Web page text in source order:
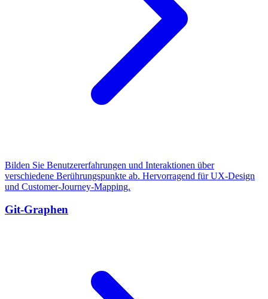
Bilden Sie Benutzererfahrungen und Interaktionen über
verschiedene Berührungspunkte ab. Hervorragend für UX-Design
und Customer-Journey-Mapping.
Git-Graphen